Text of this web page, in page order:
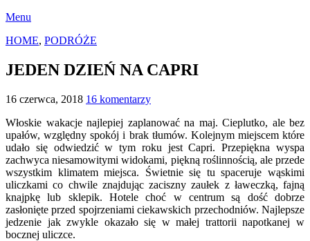
Menu
HOME, PODRÓŻE
JEDEN DZIEŃ NA CAPRI
16 czerwca, 2018 16 komentarzy
Włoskie wakacje najlepiej zaplanować na maj. Cieplutko, ale bez
upałów, względny spokój i brak tłumów. Kolejnym miejscem które
udało się odwiedzić w tym roku jest Capri. Przepiękna wyspa
zachwyca niesamowitymi widokami, piękną roślinnością, ale przede
wszystkim klimatem miejsca. Świetnie się tu spaceruje wąskimi
uliczkami co chwile znajdując zaciszny zaułek z ławeczką, fajną
knajpkę lub sklepik. Hotele choć w centrum są dość dobrze
zasłonięte przed spojrzeniami ciekawskich przechodniów. Najlepsze
jedzenie jak zwykle okazało się w małej trattorii napotkanej w
bocznej uliczce.